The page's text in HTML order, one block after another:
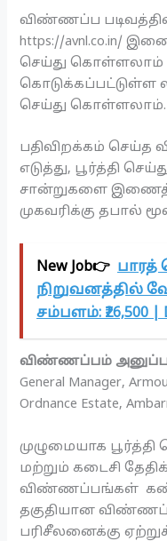
விண்ணப்ப
https://avnl.co.in/
செய்து கொள்ளலாம்
கொடுக்கப்பட்டுள்ள
செய்து கொள்ளலாம்.
பதிவிறக்கம் செய்த
எடுத்து, பூர்த்தி
சான்றுகளை
முகவரிக்கு தபால்
New Job👉 பாரத்
நிறுவனத்தில்
சம்பளம்: ₹26,500
விண்ணப்பம் அனுப்ப
General Manager,
Ordnance Estate,
முழுமையாக
மற்றும் கடைசி
விண்ணப்பங்கள்
தகுதியான
பரிசீலனைக்கு